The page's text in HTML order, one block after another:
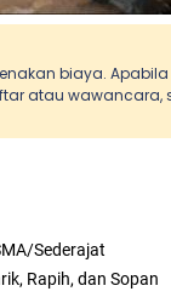
biaya.
atau wawancara,
Sederajat
Rapih, dan Sopan